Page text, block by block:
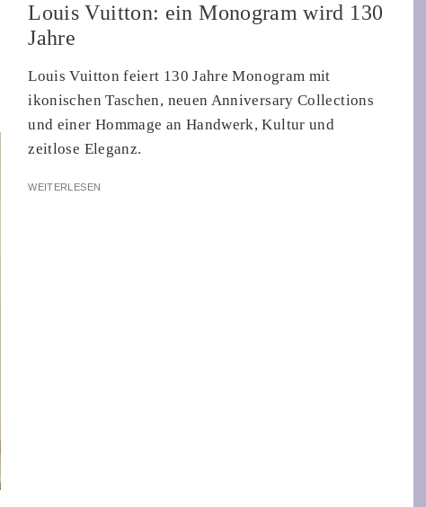
Louis Vuitton: ein Monogram wird 130
Jahre
Louis Vuitton feiert 130 Jahre Monogram mit
ikonischen Taschen, neuen Anniversary Collections
und einer Hommage an Handwerk, Kultur und
zeitlose Eleganz.
WEITERLESEN